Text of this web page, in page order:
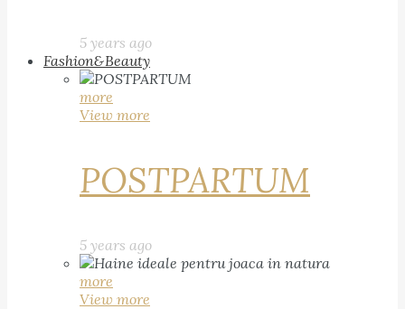
5 years ago
Fashion&Beauty
more
View more
POSTPARTUM
5 years ago
more
View more